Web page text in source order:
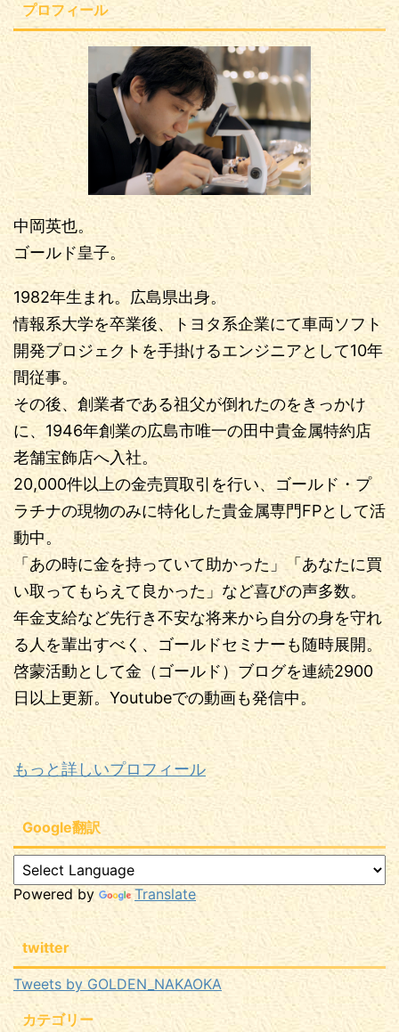
プロフィール
中岡英也。
ゴールド皇子。
1982年生まれ。広島県出身。
情報系大学を卒業後、トヨタ系企業にて車両ソフト
開発プロジェクトを手掛けるエンジニアとして10年
間従事。
その後、創業者である祖父が倒れたのをきっかけ
に、1946年創業の広島市唯一の田中貴金属特約店
老舗宝飾店へ入社。
20,000件以上の金売買取引を行い、ゴールド・プ
ラチナの現物のみに特化した貴金属専門FPとして活
動中。
「あの時に金を持っていて助かった」「あなたに買
い取ってもらえて良かった」など喜びの声多数。
年金支給など先行き不安な将来から自分の身を守れ
る人を輩出すべく、ゴールドセミナーも随時展開。
啓蒙活動として金（ゴールド）ブログを連続2900
日以上更新。Youtubeでの動画も発信中。
もっと詳しいプロフィール
Google翻訳
Powered by Translate
twitter
Tweets by GOLDEN_NAKAOKA
カテゴリー